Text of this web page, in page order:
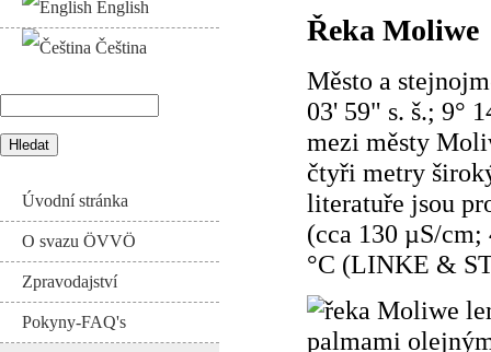
English
Čeština
Vyhledávání
Úvodní stránka
O svazu ÖVVÖ
Zpravodajství
Pokyny-FAQ's
Řeka Moliwe
Město a
03' 59" s. š.; 9°
mezi městy
čtyři metry
literatuře jsou
(cca 130 µS/cm;
°C (LINKE &